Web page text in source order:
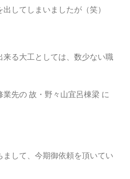
してしまいましたが（笑）
来る大工としては、数少ない職
先の 故・野々山宜呂棟梁 に
まして、今期御依頼を頂いてい